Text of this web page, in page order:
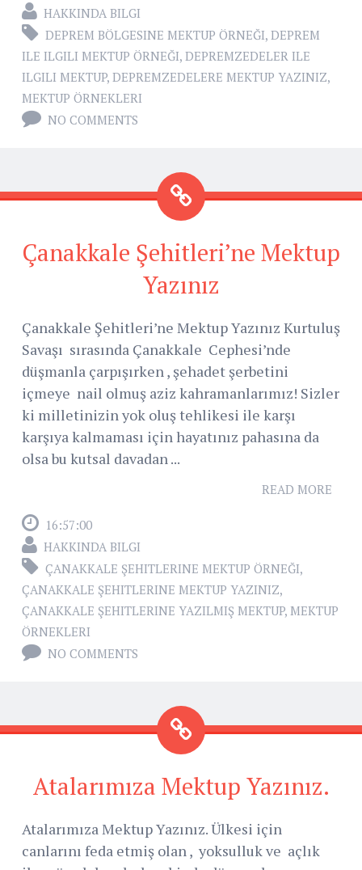
HAKKINDA BILGI
DEPREM BÖLGESINE MEKTUP ÖRNEĞI, DEPREM
ILE ILGILI MEKTUP ÖRNEĞI, DEPREMZEDELER ILE
ILGILI MEKTUP, DEPREMZEDELERE MEKTUP YAZINIZ,
MEKTUP ÖRNEKLERI
NO COMMENTS
Çanakkale Şehitleri’ne Mektup
Yazınız
Çanakkale Şehitleri’ne Mektup Yazınız Kurtuluş
Savaşı sırasında Çanakkale Cephesi’nde
düşmanla çarpışırken , şehadet şerbetini
içmeye nail olmuş aziz kahramanlarımız! Sizler
ki milletinizin yok oluş tehlikesi ile karşı
karşıya kalmaması için hayatınız pahasına da
olsa bu kutsal davadan ...
READ MORE
16:57:00
HAKKINDA BILGI
ÇANAKKALE ŞEHITLERINE MEKTUP ÖRNEĞI,
ÇANAKKALE ŞEHITLERINE MEKTUP YAZINIZ,
ÇANAKKALE ŞEHITLERINE YAZILMIŞ MEKTUP, MEKTUP
ÖRNEKLERI
NO COMMENTS
Atalarımıza Mektup Yazınız.
Atalarımıza Mektup Yazınız. Ülkesi için
canlarını feda etmiş olan , yoksulluk ve açlık